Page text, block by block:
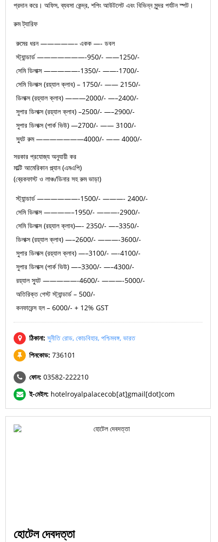
প্রদান করে। অফিস, ব্যবসা কেন্দ্র, শপিং আউটলেট এবং বিভিন্ন সুন্দর পর্যটন স্পট।
রুম ট্যারিফ
রুমের ধরন —————– একক —- ডবল
স্ট্যান্ডার্ড ———————-950/- ——1250/-
সেমি ডিলাক্স —————-1350/- ——-1700/-
সেমি ডিলাক্স (রয়্যাল ক্লাব) – 1750/- —— 2150/-
ডিলাক্স (রয়্যাল ক্লাব) ———2000/- —–2400/-
সুপার ডিলাক্স (রয়্যাল ক্লাব) –2500/- —–2900/-
সুপার ডিলাক্স (পার্ক ভিউ) —2700/- —— 3100/-
স্যুট রুম ———————4000/- —— 4000/-
সরকার প্রযোজ্য অনুযায়ী কর
মাল্টি আমেরিকান প্ল্যান (এমএপি)
(ব্রেকফাস্ট ও লাঞ্চ/ডিনার সহ রুম ভাড়া)
স্ট্যান্ডার্ড ——————-1500/- ———- 2400/-
সেমি ডিলাক্স ————–1950/- ———-2900/-
সেমি ডিলাক্স (রয়্যাল ক্লাব)—- 2350/- —–3350/-
ডিলাক্স (রয়্যাল ক্লাব) —–2600/- ———-3600/-
সুপার ডিলাক্স (রয়্যাল ক্লাব) —–3100/- —-4100/-
সুপার ডিলাক্স (পার্ক ভিউ) —–3300/- —–4300/-
রয়্যাল স্যুট —————-4600/- ———-5000/-
অতিরিক্ত গেস্ট স্ট্যান্ডার্ড – 500/-
কনফারেন্স হল – 6000/- + 12% GST
ঠিকানা: সুনীতি রোড, কোচবিহার, পশ্চিমবঙ্গ, ভারত
পিনকোড: 736101
ফোন: 03582-222210
ই-মেইল: hotelroyalpalacecob[at]gmail[dot]com
হোটেল দেবদত্তা